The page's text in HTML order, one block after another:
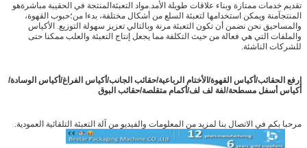
تقديم خدمات ممتازة وبناء علاقات طويلة الأمد.مواد التعبئة المنتجة في الحقيبة مباشرةهو
المنتجآمنة ويمكن استخدامها لتعبئة السلع من أشكال مختلفة، بدءا من؛حبوب القهوة،
والمساحيق نحن نضمن أن تكون التعبئة مرنة وبالتالي تعزيز سهولة التوزيع. الأكياس
والملفات التي هي فعالة من حيث التكلفة مما يجعل إنتاج التعبئة والعلب ممكنا حتى
للشركات الناشئة.
إرفع الحقائب/أكياس القهوة/ الأختام الرباعية/حقائب الجانب/أكياس الفراغ/أكياس الوسادة/
أكياس أسفل مسطحة/لفة لف لف/أكمام متقلصة/حقائب البوق
مرحبا بكم في الاتصال بنا لمزيد من المعلومات والفيديو من آلة التعبئة التلقائية العمودية.